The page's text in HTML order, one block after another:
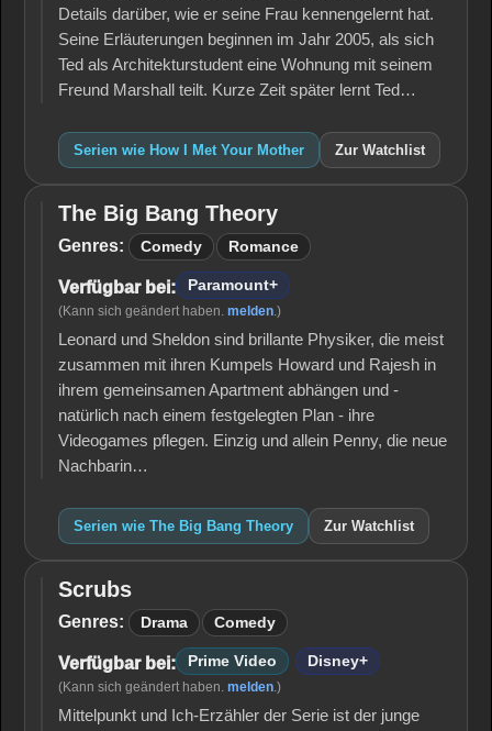
Details darüber, wie er seine Frau kennengelernt hat.
Seine Erläuterungen beginnen im Jahr 2005, als sich
Ted als Architekturstudent eine Wohnung mit seinem
Freund Marshall teilt. Kurze Zeit später lernt Ted…
Serien wie How I Met Your Mother Zur Watchlist
The
Big
Theory
The Big Bang Theory
Genres: Comedy Romance
Verfügbar bei: Paramount+
(Kann sich geändert haben. melden.)
Leonard und Sheldon sind brillante Physiker, die meist
zusammen mit ihren Kumpels Howard und Rajesh in
ihrem gemeinsamen Apartment abhängen und -
natürlich nach einem festgelegten Plan - ihre
Videogames pflegen. Einzig und allein Penny, die neue
Nachbarin…
Serien wie The Big Bang Theory Zur Watchlist
Scrubs
Scrubs
Genres: Drama Comedy
Verfügbar bei: Prime Video Disney+
(Kann sich geändert haben. melden.)
Mittelpunkt und Ich-Erzähler der Serie ist der junge